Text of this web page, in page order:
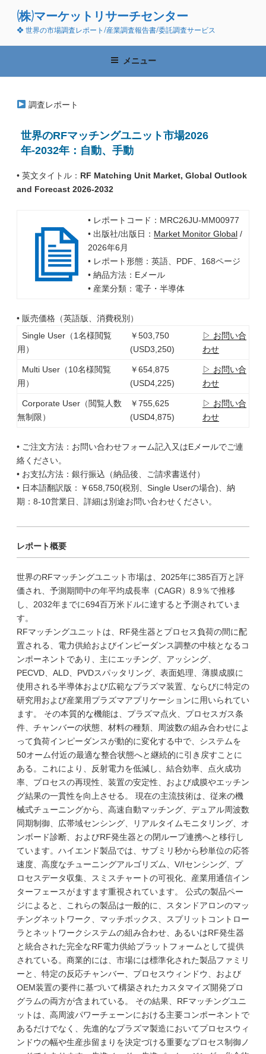
ン
(株)マーケットリサーチセンター
❖ 世界の市場調査レポート/産業調査報告書/委託調査サービス
メニュー
調査レポート
世界のRFマッチングユニット市場2026
年-2032年：自動、手動
• 英文タイトル： RF Matching Unit Market, Global Outlook
and Forecast 2026-2032
• レポートコード：MRC26JU-MM00977
• 出版社/出版日： Market Monitor Global/
2026年6月
• レポート形態：英語、PDF、168ページ
• 納品方法：Eメール
• 産業分類：電子・半導体
• 販売価格（英語版、消費税別）
Single User（1名様閲覧
用）
￥503,750
(USD3,250)
▷ お問い合
わせ
Multi User（10名様閲覧
用）
￥654,875
(USD4,225)
▷ お問い合
わせ
Corporate User（閲覧人数
無制限）
￥755,625
(USD4,875)
▷ お問い合
わせ
• ご注文方法：お問い合わせフォーム記入又はEメールでご連
絡ください。
• お支払方法：銀行振込（納品後、ご請求書送付）
• 日本語翻訳版：￥658,750(税別、Single Userの場合)、納
期：8-10営業日、詳細は別途お問い合わせください。
レポート概要
世界のRFマッチングユニット市場は、2025年に385百万と評
価され、予測期間中の年平均成長率（CAGR）8.9％で推移
し、2032年までに694百万米ドルに達すると予測されていま
す。
RFマッチングユニットは、RF発生器とプロセス負荷の間に配
置される、電力供給およびインピーダンス調整の中核となるコ
ンポーネントであり、主にエッチング、アッシング、
PECVD、ALD、PVDスパッタリング、表面処理、薄膜成膜に
使用される半導体および広範なプラズマ装置、ならびに特定の
研究用および産業用プラズマアプリケーションに用いられてい
ます。 その本質的な機能は、プラズマ点火、プロセスガス条
件、チャンバーの状態、材料の種類、周波数の組み合わせによ
って負荷インピーダンスが動的に変化する中で、システムを
50オーム付近の最適な整合状態へと継続的に引き戻すことに
ある。これにより、反射電力を低減し、結合効率、点火成功
率、プロセスの再現性、装置の安定性、および成膜やエッチン
グ結果の一貫性を向上させる。 現在の主流技術は、従来の機
械式チューニングから、高速自動マッチング、デュアル周波数
同期制御、広帯域センシング、リアルタイムモニタリング、オ
ンボード診断、およびRF発生器との閉ループ連携へと移行し
ています。ハイエンド製品では、サブミリ秒から秒単位の応答
速度、高度なチューニングアルゴリズム、V/Iセンシング、プ
ロセスデータ収集、スミスチャートの可視化、産業用通信イン
ターフェースがますます重視されています。 公式の製品ペー
ジによると、これらの製品は一般的に、スタンドアロンのマッ
チングネットワーク、マッチボックス、スプリットコントロー
ラとネットワークシステムの組み合わせ、あるいはRF発生器
と統合された完全なRF電力供給プラットフォームとして提供
されている。商業的には、市場には標準化された製品ファミリ
ーと、特定の反応チャンバー、プロセスウィンドウ、および
OEM装置の要件に基づいて構築されたカスタマイズ開発プロ
グラムの両方が含まれている。 その結果、RFマッチングユニ
ットは、高周波パワーチェーンにおける主要コンポーネントで
あるだけでなく、先進的なプラズマ製造においてプロセスウィ
ンドウの幅や生産歩留まりを決定づける重要なプロセス制御ノ